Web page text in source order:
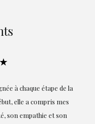
à chaque étape de la
elle a compris mes
son empathie et son